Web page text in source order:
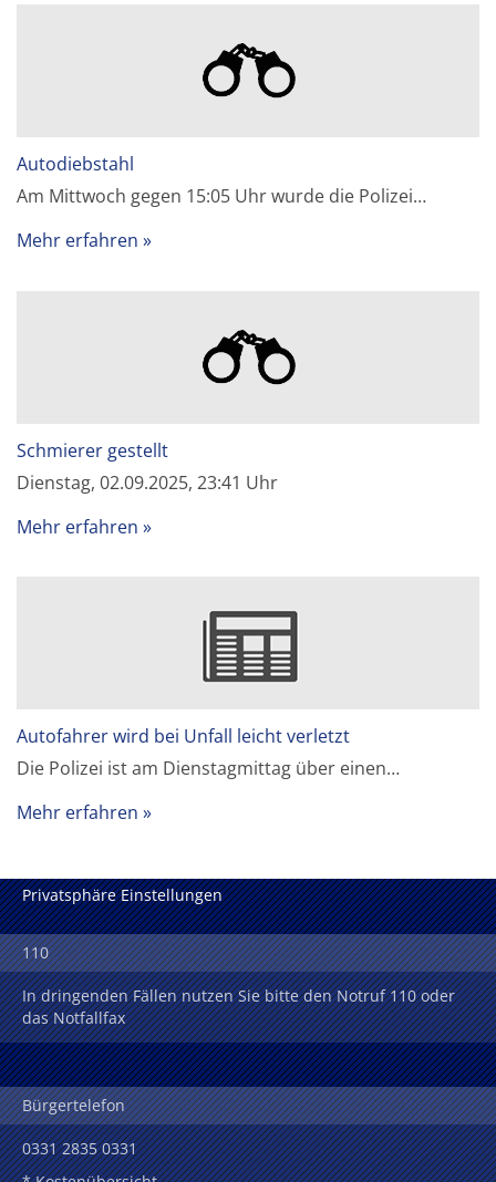
Autodiebstahl
Am Mittwoch gegen 15:05 Uhr wurde die Polizei…
Mehr erfahren
Schmierer gestellt
Dienstag, 02.09.2025, 23:41 Uhr
Mehr erfahren
Autofahrer wird bei Unfall leicht verletzt
Die Polizei ist am Dienstagmittag über einen…
Mehr erfahren
Privatsphäre Einstellungen
110
In dringenden Fällen nutzen Sie bitte den Notruf 110 oder
das Notfallfax
Bürgertelefon
0331 2835 0331